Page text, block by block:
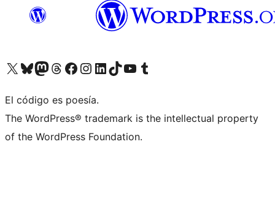
Visitá nuestra cuenta de X (anteriormente Twitter)
Visitá nuestra cuenta de Bluesky
Visitá nuestra cuenta de Mastodon
Visitá nuestra cuenta de Threads
Visitá nuestra página de Facebook
Visitá nuestra cuenta de Instagram
Visitá nuestra cuenta de LinkedIn
Visitá nuestra cuenta de TikTok
Visitá nuestro canal de YouTube
Visitá nuestra cuenta de Tumblr
El código es poesía.
The WordPress® trademark is the intellectual property
of the WordPress Foundation.